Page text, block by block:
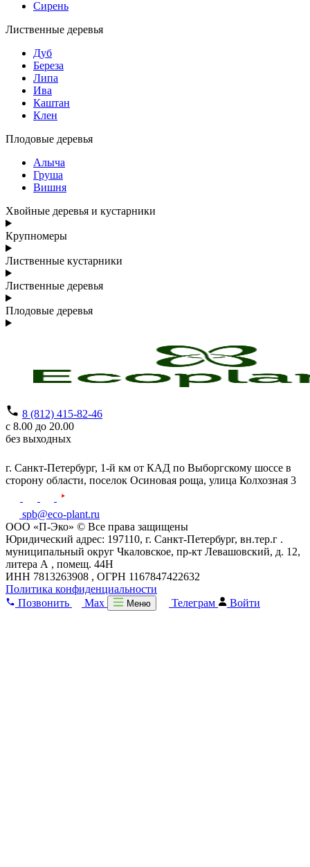
Сирень
Лиственные деревья
Дуб
Береза
Липа
Ива
Каштан
Клен
Плодовые деревья
Алыча
Груша
Вишня
Хвойные деревья и кустарники
Крупномеры
Лиственные кустарники
Лиственные деревья
Плодовые деревья
8 (812) 415-82-46
с 8.00 до 20.00
без выходных
г. Санкт-Петербург, 1-й км от КАД по Выборгскому шоссе в
сторону области, поселок Осиновая роща, улица Колхозная 3
spb@eco-plant.ru
ООО «П-Эко» © Все права защищены
Юридический адрес: 197110, г. Санкт-Петербург, вн.тер.г .
муниципальный округ Чкаловское, пр-кт Левашовский, д. 12,
литера А , помещ. 44Н
ИНН 7813263908 , ОГРН 1167847422632
Политика конфиденциальности
Позвонить
Max Меню Телеграм Войти